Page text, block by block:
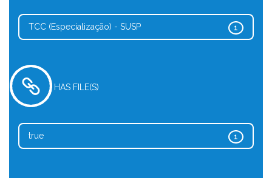
1
TCC (Especialização) - SUSP
HAS FILE(S)
1
true